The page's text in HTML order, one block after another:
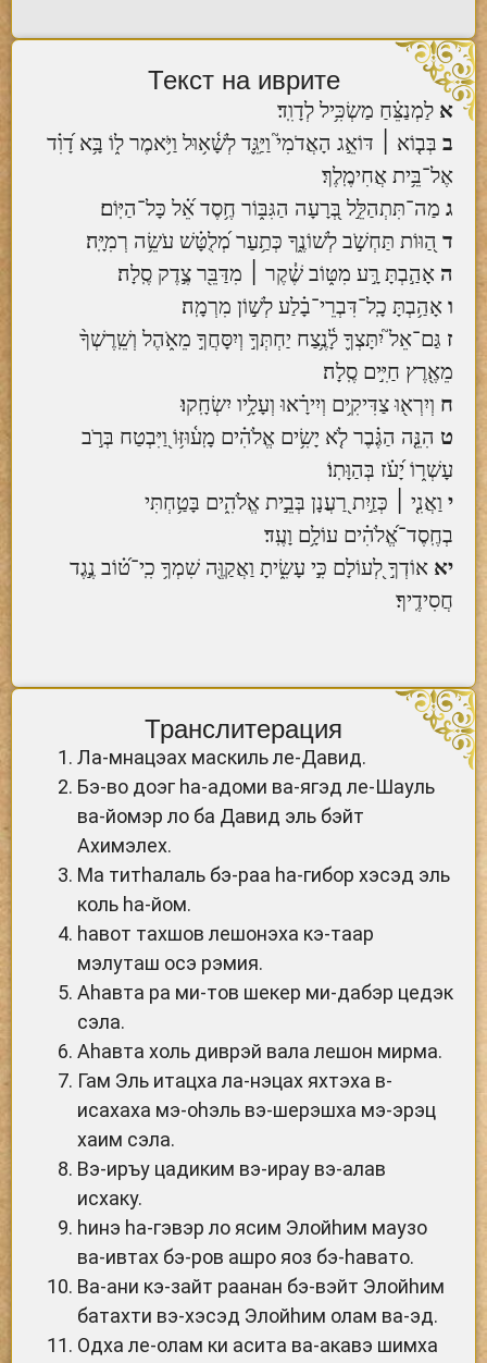
Текст на иврите
א לַמְנַצֵּ֗חַ מַשְׂכִּ֥יל לְדָוִֽד׃
ב בְּב֤וֹא ׀ דּוֹאֵ֣ג הָאֲדֹמִי֮ וַיַּגֵּ֪ד לְשָׁ֫א֥וּל וַיֹּ֥אמֶר ל֑וֹ בָּ֥א דָ֝וִ֗ד
אֶל־בֵּ֥ית אֲחִימֶֽלֶךְ׃
ג מַה־תִּתְהַלֵּ֣ל בְּ֭רָעָה הַגִּבּ֑וֹר חֶ֥סֶד אֵ֝֗ל כָּל־הַיּֽוֹם׃
ד הַ֭וּוֹת תַּחְשֹׁ֣ב לְשׁוֹנֶ֑ךָ כְּתַ֥עַר מְ֝לֻטָּ֗שׁ עֹשֵׂ֥ה רְמִיָּֽה׃
ה אָהַ֣בְתָּ רָּ֣ע מִטּ֑וֹב שֶׁ֓קֶר ׀ מִדַּבֵּ֖ר צֶ֣דֶק סֶֽלָה׃
ו אָהַ֥בְתָּ כָֽל־דִּבְרֵי־בָ֗לַע לְשׁ֣וֹן מִרְמָֽה׃
ז גַּם־אֵל֮ יִתָּצְךָ֪ לָ֫נֶ֥צַח יַחְתְּךָ֣ וְיִסָּחֲךָ֣ מֵאֹ֑הֶל וְשֵֽׁרֶשְׁךָ֨
מֵאֶ֖רֶץ חַיִּ֣ים סֶֽלָה׃
ח וְיִרְא֖וּ צַדִּיקִ֥ים וְיִירָ֗אוּ וְעָלָ֥יו יִשְׂחָֽקוּ׃
ט הִנֵּ֤ה הַגֶּ֗בֶר לֹ֤א יָשִׂ֥ים אֱלֹהִ֗ים מָֽע֫וּזּ֥וֹ וַ֭יִּבְטַח בְּרֹ֣ב
עָשְׁר֑וֹ יָ֝עֹ֗ז בְּהַוָּתֽוֹ׃
י וַאֲנִ֤י ׀ כְּזַ֣יִת רַ֭עֲנָן בְּבֵ֣ית אֱלֹהִ֑ים בָּטַ֥חְתִּי
בְחֶֽסֶד־אֱ֝לֹהִ֗ים עוֹלָ֥ם וָעֶֽד׃
יא אוֹדְךָ֣ לְ֭עוֹלָם כִּ֣י עָשִׂ֑יתָ וַאֲקַוֶּ֖ה שִׁמְךָ֥ כִֽי־ט֝֗וֹב נֶ֣גֶד
חֲסִידֶֽיךָ׃
Транслитерация
Ла-мнацэах маскиль ле-Давид.
Бэ-во доэг hа-адоми ва-ягэд ле-Шауль
ва-йомэр ло ба Давид эль бэйт
Ахимэлех.
Ма титhалаль бэ-раа hа-гибор хэсэд эль
коль hа-йом.
hавот тахшов лешонэха кэ-таар
мэлуташ осэ рэмия.
Аhавта ра ми-тов шекер ми-дабэр цедэк
сэла.
Аhавта холь диврэй вала лешон мирма.
Гам Эль итацха ла-нэцах яхтэха в-
исахаха мэ-оhэль вэ-шерэшха мэ-эрэц
хаим сэла.
Вэ-иръу цадиким вэ-ирау вэ-алав
исхаку.
hинэ hа-гэвэр ло ясим Элойhим маузо
ва-ивтах бэ-ров ашро яоз бэ-hавато.
Ва-ани кэ-зайт раанан бэ-вэйт Элойhим
батахти вэ-хэсэд Элойhим олам ва-эд.
Одха ле-олам ки асита ва-акавэ шимха